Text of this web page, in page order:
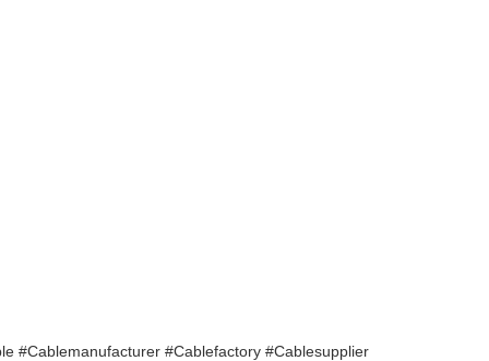
#Cablemanufacturer #Cablefactory #Cablesupplier